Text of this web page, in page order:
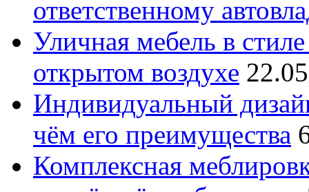
ответственному
Уличная мебель в
открытом воздухе
Индивидуальный
чём его преимущества
Комплексная